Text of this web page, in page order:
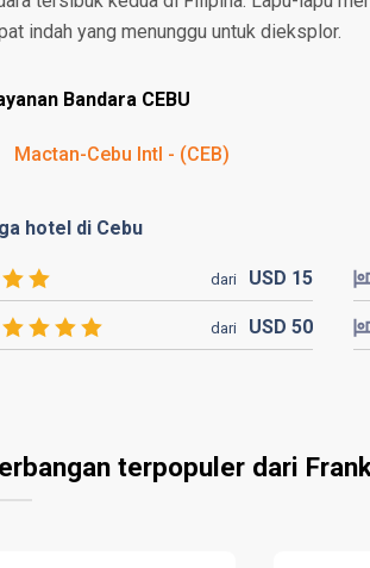
indah yang menunggu untuk dieksplor.
Bandara CEBU
Mactan-Cebu Intl - (CEB)
hotel di Cebu
dari USD 15
dari USD 50
terpopuler dari